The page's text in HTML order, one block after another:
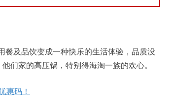
及品饮变成一种快乐的生活体验，品质没
们家的高压锅，特别得海淘一族的欢心。
惠码！